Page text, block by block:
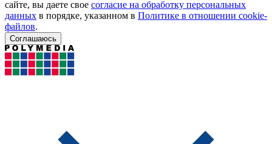
сайте, вы даете свое согласие на обработку персональных
данных в порядке, указанном в Политике в отношении cookie-
файлов.
Соглашаюсь